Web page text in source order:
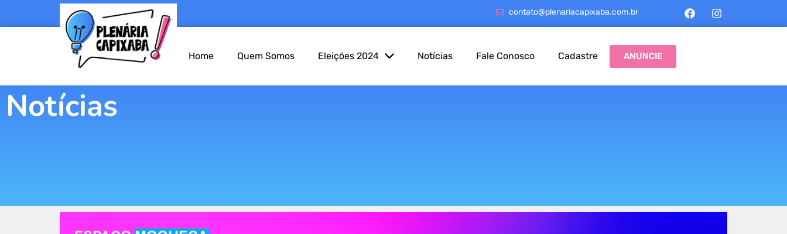
contato@plenariacapixaba.com.br
Home Quem Somos Eleições 2024 Notícias Fale Conosco Cadastre ANUNCIE
Notícias